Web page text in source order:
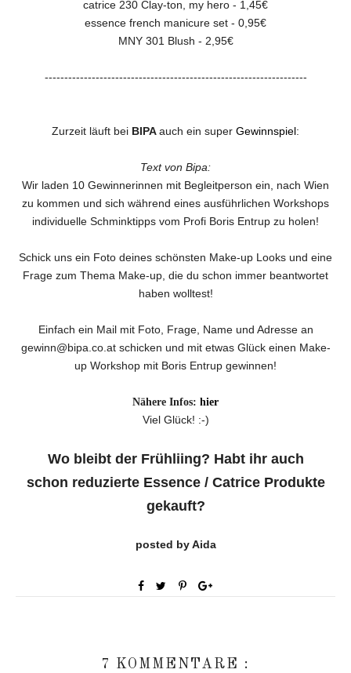
catrice 230 Clay-ton, my hero - 1,45€
essence french manicure set - 0,95€
MNY 301 Blush - 2,95€
-------------------------------------------------------------------
Zurzeit läuft bei BIPAauch ein super Gewinnspiel:
Text von Bipa:
Wir laden 10 Gewinnerinnen mit Begleitperson ein, nach Wien
zu kommen und sich während eines ausführlichen Workshops
individuelle Schminktipps vom Profi Boris Entrup zu holen!
Schick uns ein Foto deines schönsten Make-up Looks und eine
Frage zum Thema Make-up, die du schon immer beantwortet
haben wolltest!
Einfach ein Mail mit Foto, Frage, Name und Adresse an
gewinn@bipa.co.at schicken und mit etwas Glück einen Make-
up Workshop mit Boris Entrup gewinnen!
Nähere Infos: hier
Viel Glück! :-)
Wo bleibt der Frühliing? Habt ihr auch
schon reduzierte Essence / Catrice Produkte
gekauft?
posted by Aida
7 KOMMENTARE :